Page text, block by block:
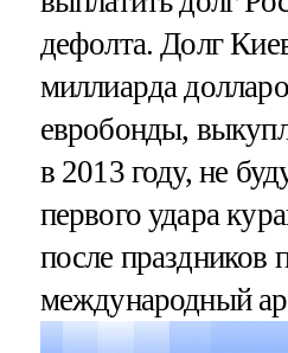
дефолта. Долг
миллиарда
евробонды,
в 2013 году, не
первого удара
после праздников
международный